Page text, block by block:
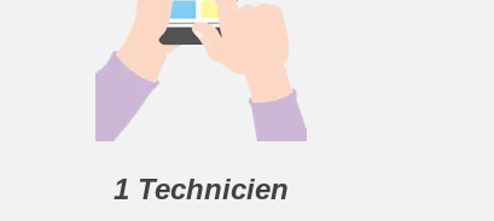
1 Technicien